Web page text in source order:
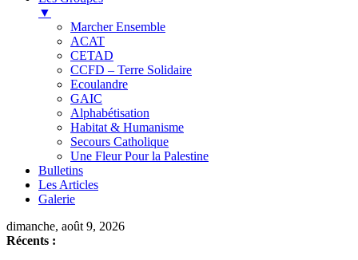
▼
Marcher Ensemble
ACAT
CETAD
CCFD – Terre Solidaire
Ecoulandre
GAIC
Alphabétisation
Habitat & Humanisme
Secours Catholique
Une Fleur Pour la Palestine
Bulletins
Les Articles
Galerie
Passer
au
dimanche, août 9, 2026
Récents :